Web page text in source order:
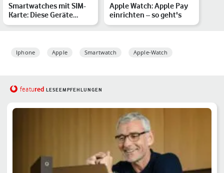
Smartwatches mit SIM-
Karte: Diese Geräte
empfehlen wir
Apple Watch: Apple Pay
einrichten – so geht's
Iphone Apple Smartwatch Apple-Watch
featured LESEEMPFEHLUNGEN